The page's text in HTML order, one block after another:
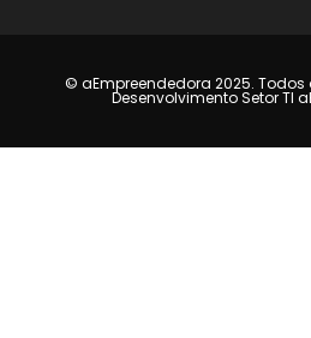
© aEmpreendedora 2025. Todos
Desenvolvimento Setor TI